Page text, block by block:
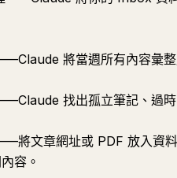
將當週所有內容彙整
找出孤立筆記、過時
將文章網址或 PDF 放入資
容。